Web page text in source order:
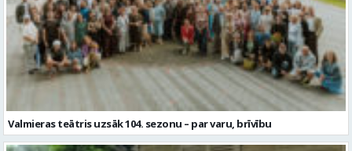
Valmieras teātris uzsāk 104. sezonu – par varu, brīvību